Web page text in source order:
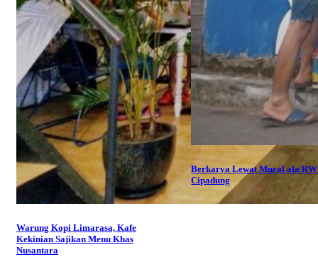
Warung Kopi Limarasa, Kafe
Kekinian Sajikan Menu Khas
Nusantara
Berkarya Lewat Mural ala
Cipadung